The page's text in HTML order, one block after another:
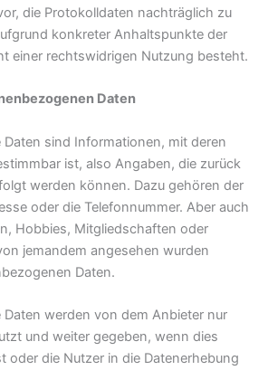
die Protokolldaten nachträglich zu
konkreter Anhaltspunkte der
einer rechtswidrigen Nutzung besteht.
Daten
sind Informationen, mit deren
ist, also Angaben, die zurück
werden können. Dazu gehören der
oder die Telefonnummer. Aber auch
Hobbies, Mitgliedschaften oder
jemandem angesehen wurden
Daten.
werden von dem Anbieter nur
und weiter gegeben, wenn dies
oder die Nutzer in die Datenerhebung